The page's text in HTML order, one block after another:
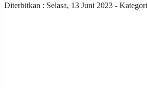
Diterbitkan : Selasa, 13 Juni 2023 -